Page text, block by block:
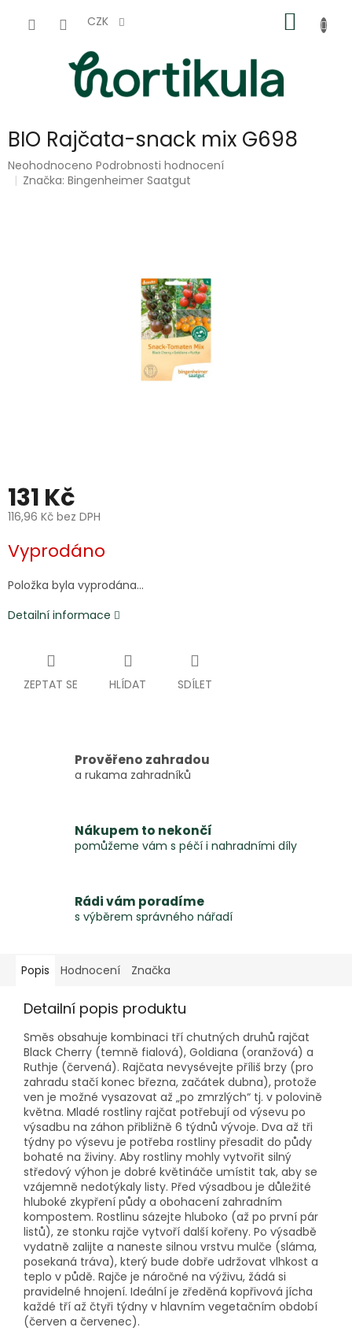
CZK
KOŠÍK
BIO Rajčata-snack mix G698
Průměrné
hodnocení
Neohodnoceno Podrobnosti hodnocení
Značka:Bingenheimer Saatgut
131 Kč
116,96 Kč bez DPH
cena:
Vyprodáno
Položka byla vyprodána…
Detailní informace
ZEPTAT SE HLÍDAT SDÍLET
Prověřeno zahradou
a rukama zahradníků
Nákupem to nekončí
pomůžeme vám s péčí i nahradními díly
Rádi vám poradíme
s výběrem správného nářadí
Popis Hodnocení Značka
Detailní popis produktu
Směs obsahuje kombinaci tří chutných druhů rajčat
Black Cherry (temně fialová), Goldiana (oranžová) a
Ruthje (červená). Rajčata nevysévejte příliš brzy (pro
zahradu stačí konec března, začátek dubna), protože
ven je možné vysazovat až „po zmrzlých“ tj. v polovině
května. Mladé rostliny rajčat potřebují od výsevu po
výsadbu na záhon přibližně 6 týdnů vývoje. Dva až tři
týdny po výsevu je potřeba rostliny přesadit do půdy
bohaté na živiny. Aby rostliny mohly vytvořit silný
středový výhon je dobré květináče umístit tak, aby se
vzájemně nedotýkaly listy. Před výsadbou je důležité
hluboké zkypření půdy a obohacení zahradním
kompostem. Rostlinu sázejte hluboko (až po první pár
listů), ze stonku rajče vytvoří další kořeny. Po výsadbě
vydatně zalijte a naneste silnou vrstvu mulče (sláma,
posekaná tráva), který bude dobře udržovat vlhkost a
teplo v půdě. Rajče je náročné na výživu, žádá si
pravidelné hnojení. Ideální je zředěná kopřivová jícha
každé tří až čtyři týdny v hlavním vegetačním období
(červen a červenec).